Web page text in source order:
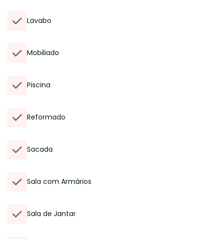
Lavabo
Mobiliado
Piscina
Reformado
Sacada
Sala com Armários
Sala de Jantar